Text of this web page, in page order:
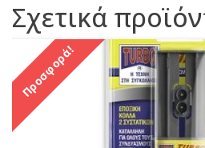
Σχετικά
Προσφορά!